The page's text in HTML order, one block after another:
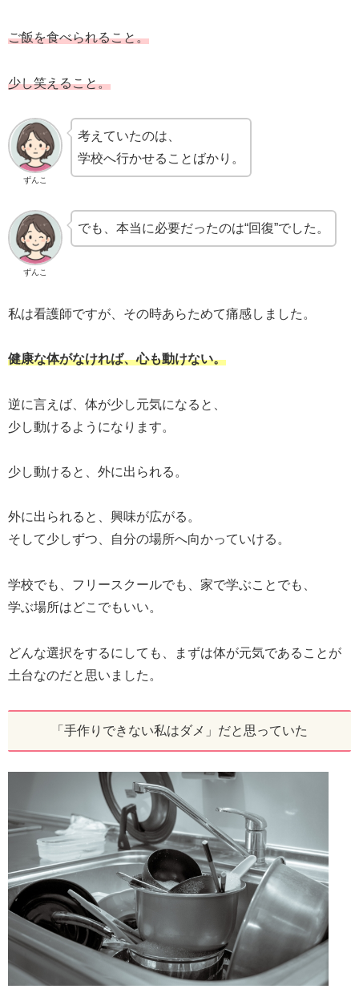
ご飯を食べられること。
少し笑えること。
ずんこ
考えていたのは、
学校へ行かせることばかり。
ずんこ
でも、本当に必要だったのは“回復”でした。
私は看護師ですが、その時あらためて痛感しました。
健康な体がなければ、心も動けない。
逆に言えば、体が少し元気になると、
少し動けるようになります。
少し動けると、外に出られる。
外に出られると、興味が広がる。
そして少しずつ、自分の場所へ向かっていける。
学校でも、フリースクールでも、家で学ぶことでも、
学ぶ場所はどこでもいい。
どんな選択をするにしても、まずは体が元気であることが
土台なのだと思いました。
「手作りできない私はダメ」だと思っていた